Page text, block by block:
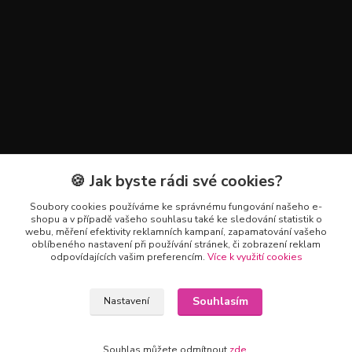
Kontakty
+420 602 223 614
info@zahradnictvipetro.cz
🍪 Jak byste rádi své cookies?
Soubory cookies používáme ke správnému fungování našeho e-
shopu a v případě vašeho souhlasu také ke sledování statistik o
webu, měření efektivity reklamních kampaní, zapamatování vašeho
oblíbeného nastavení při používání stránek, či zobrazení reklam
odpovídajících vašim preferencím. Více k využití cookies
Nastavení Souhlasím